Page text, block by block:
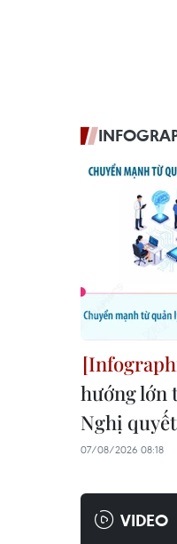
hướng lớn
Nghị
07/08/2026 08:18
VIDEO